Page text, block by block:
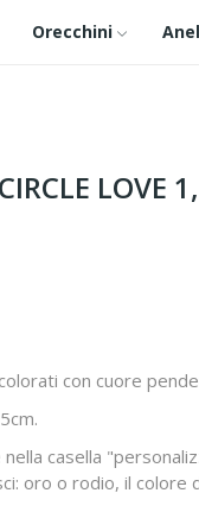
Orecchini
LOVE
con cuore
casella
oro o rodio, il